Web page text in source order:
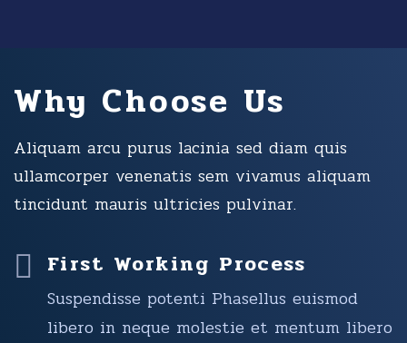
Why Choose Us
Aliquam arcu purus lacinia sed diam quis
ullamcorper venenatis sem vivamus aliquam
tincidunt mauris ultricies pulvinar.
First Working Process
Suspendisse potenti Phasellus euismod
libero in neque molestie et mentum libero